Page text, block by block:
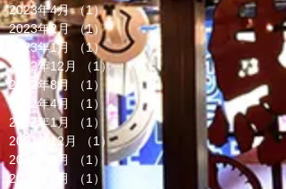
2023年4月 （1）1件の記事
2023年2月 （1）1件の記事
2023年1月
（1）1件の記事
2022年12月
（1）1件の記事
2022年8月
（1）
1件の記事
2022年4月
（1）1件の記事
2022年1月
（1） 1件の記事
2021年12月
（1）1件の記事
2021年8月
（1）
1件の記事
2021年7月
（1）